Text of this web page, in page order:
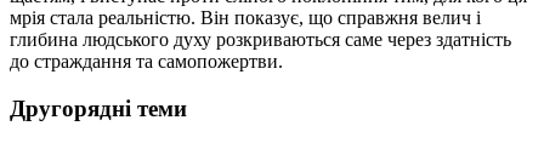
мрія стала реальністю. Він показує, що справжня велич і
глибина людського духу розкриваються саме через здатність
до страждання та самопожертви.
Другорядні теми